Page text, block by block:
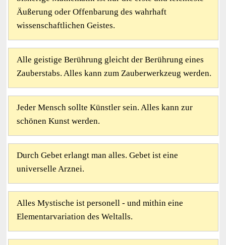
Äußerung oder Offenbarung des wahrhaft
wissenschaftlichen Geistes.
Alle geistige Berührung gleicht der Berührung eines
Zauberstabs. Alles kann zum Zauberwerkzeug werden.
Jeder Mensch sollte Künstler sein. Alles kann zur
schönen Kunst werden.
Durch Gebet erlangt man alles. Gebet ist eine
universelle Arznei.
Alles Mystische ist personell - und mithin eine
Elementarvariation des Weltalls.